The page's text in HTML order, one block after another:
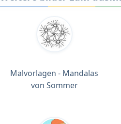
Malvorlagen - Mandalas
von Sommer